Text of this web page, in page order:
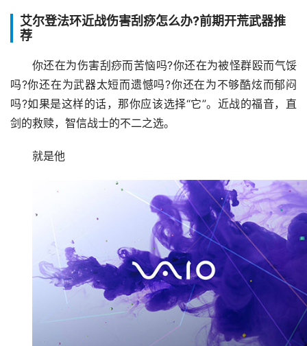
艾尔登法环近战伤害刮痧怎么办?前期开荒武器推
荐
你还在为伤害刮痧而苦恼吗?你还在为被怪群殴而气馁
吗?你还在为武器太短而遗憾吗?你还在为不够酷炫而郁闷
吗?如果是这样的话，那你应该选择“它”。近战的福音，直
剑的救赎，智信战士的不二之选。
就是他